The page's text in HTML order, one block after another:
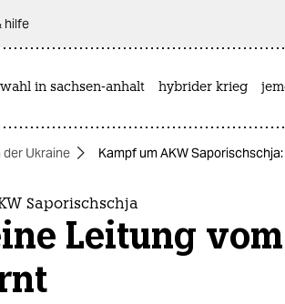
hilfe
in sachsen-anhalt hybrider krieg
der Ukraine Kampf um AKW
Saporischschja
Leitung